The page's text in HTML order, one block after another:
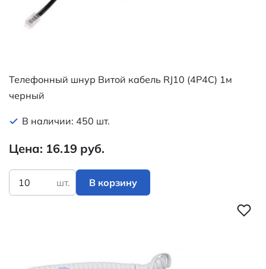
Телефонный шнур Витой кабель RJ10 (4P4C) 1м
черный
В наличии: 450 шт.
Цена: 16.19 руб.
шт. В корзину